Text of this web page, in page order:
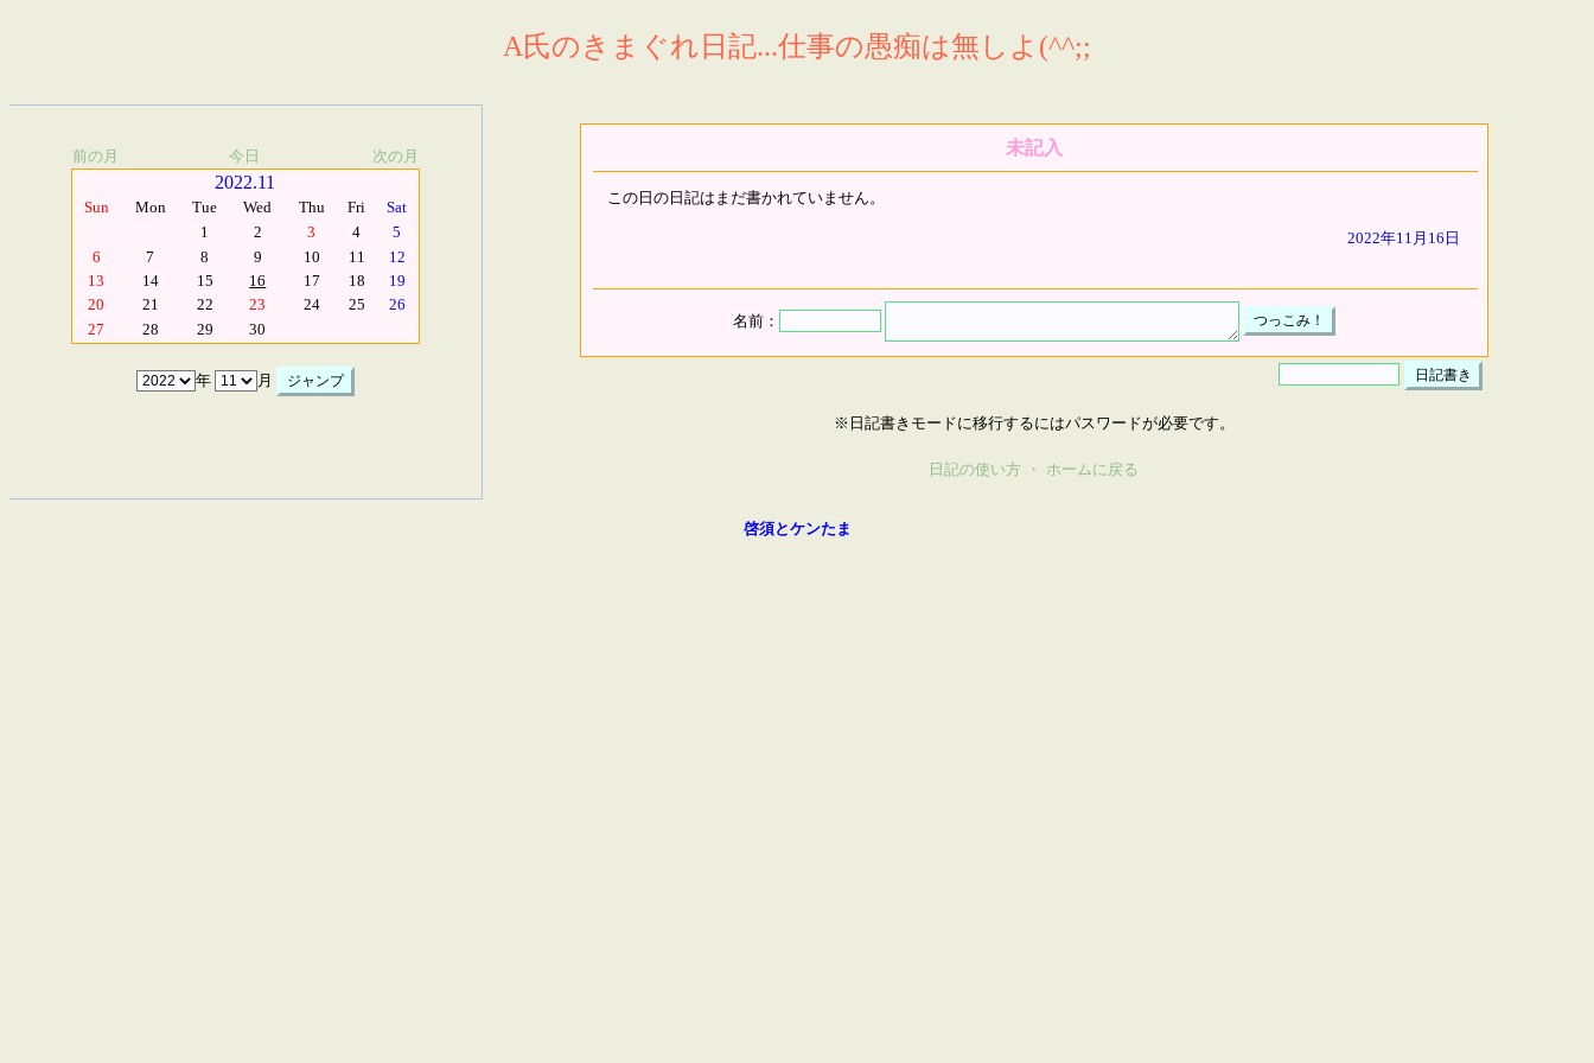
A氏のきまぐれ日記...仕事の愚痴は無しよ(^^;;
前の月 今日 次の月
2022.11
Sun Mon Tue Wed Thu Fri
Sat
1
2 3 4
5
6
7 8 9 10 11
12
13
14 15 16 17 18
19
20
21 22 23 24 25
26
27
28 29 30
年 月
未記入
この日の日記はまだ書かれていません。
2022年11月16日
名前：
※日記書きモードに移行するにはパスワードが必要です。
日記の使い方 ・ ホームに戻る
啓須とケンたま